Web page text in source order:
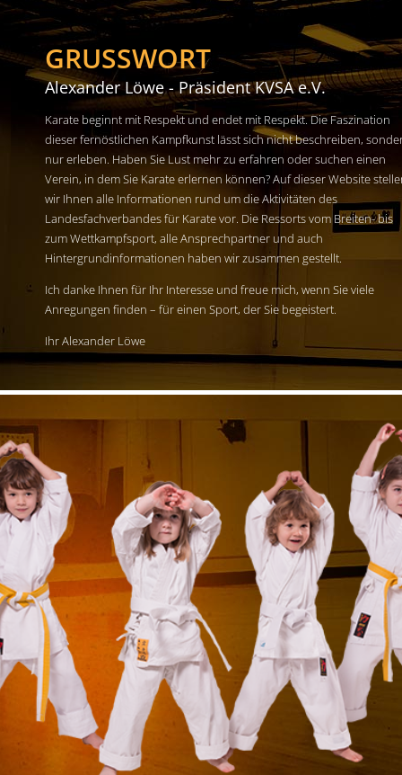
GRUSSWORT
Alexander Löwe - Präsident KVSA e.V.
Karate beginnt mit Respekt und endet mit Respekt. Die Faszination
dieser fernöstlichen Kampfkunst lässt sich nicht beschreiben,
nur erleben. Haben Sie Lust mehr zu erfahren oder suchen einen
Verein, in dem Sie Karate erlernen können? Auf dieser Website
wir Ihnen alle Informationen rund um die Aktivitäten des
Landesfachverbandes für Karate vor. Die Ressorts vom Breiten- bis
zum Wettkampfsport, alle Ansprechpartner und auch
Hintergrundinformationen haben wir zusammen gestellt.
Ich danke Ihnen für Ihr Interesse und freue mich, wenn Sie viele
Anregungen finden – für einen Sport, der Sie begeistert.
Ihr Alexander Löwe